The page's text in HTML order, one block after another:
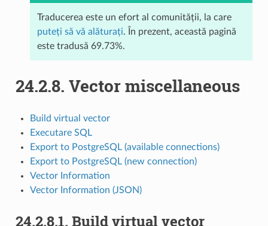
Traducerea este un efort al comunității, la care
puteți să vă alăturați. În prezent, această pagină
este tradusă 69.73%.
24.2.8. Vector miscellaneous
Build virtual vector
Executare SQL
Export to PostgreSQL (available connections)
Export to PostgreSQL (new connection)
Vector Information
Vector Information (JSON)
24.2.8.1. Build virtual vector